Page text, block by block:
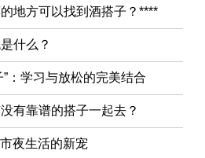
地方可以找到酒搭子？****
什么？
：学习与放松的完美结合
有靠谱的搭子一起去？
夜生活的新宠